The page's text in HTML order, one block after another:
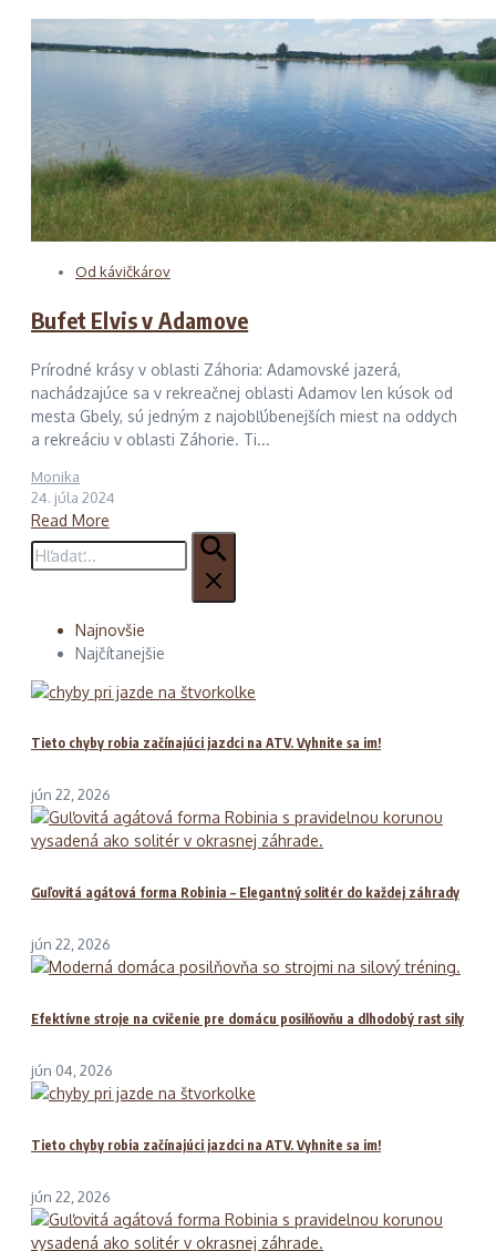
Od kávičkárov
Bufet Elvis v Adamove
Prírodné krásy v oblasti Záhoria: Adamovské jazerá,
nachádzajúce sa v rekreačnej oblasti Adamov len kúsok od
mesta Gbely, sú jedným z najobľúbenejších miest na oddych
a rekreáciu v oblasti Záhorie. Ti...
Monika
24. júla 2024
Read More
Hľadať:
Najnovšie
Najčítanejšie
Tieto chyby robia začínajúci jazdci na ATV. Vyhnite sa im!
jún 22, 2026
Guľovitá agátová forma Robinia – Elegantný solitér do každej záhrady
jún 22, 2026
Efektívne stroje na cvičenie pre domácu posilňovňu a dlhodobý rast sily
jún 04, 2026
Tieto chyby robia začínajúci jazdci na ATV. Vyhnite sa im!
jún 22, 2026